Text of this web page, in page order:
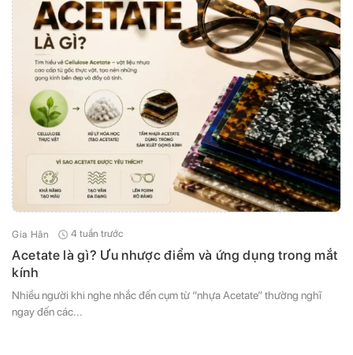
Gia Hân 4 tuần trước
Acetate là gì? Ưu nhược điểm và ứng dụng trong mắt
kính
Nhiều người khi nghe nhắc đến cụm từ “nhựa Acetate” thường nghĩ
ngay đến các...